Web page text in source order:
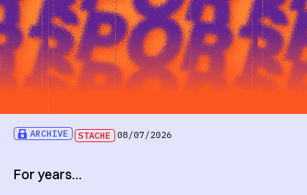
ARCHIVE STACHE 08/07/2026
For years…